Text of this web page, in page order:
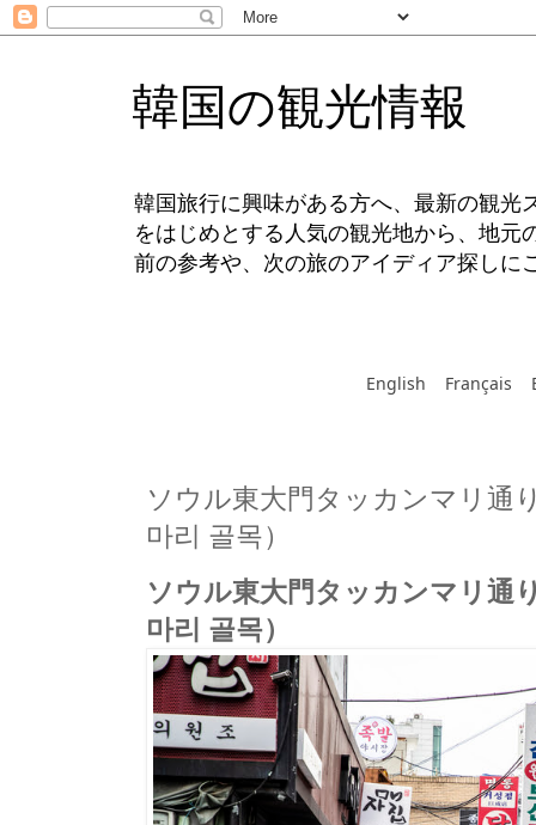
韓国の観光情報
韓国旅行に興味がある方へ、最新の観光
をはじめとする人気の観光地から、地
前の参考や、次の旅のアイディア探しに
English Français
ソウル東大門タッカンマリ通
마리 골목）
ソウル東大門タッカンマリ通
마리 골목）